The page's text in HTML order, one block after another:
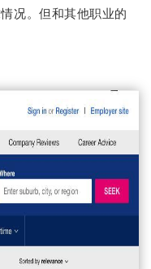
况。但和其他职业的